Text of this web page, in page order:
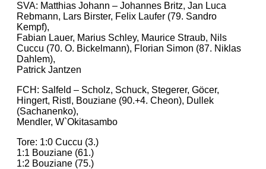
SVA: Matthias Johann – Johannes Britz, Jan Luca
Rebmann, Lars Birster, Felix Laufer (79. Sandro
Kempf),
Fabian Lauer, Marius Schley, Maurice Straub, Nils
Cuccu (70. O. Bickelmann), Florian Simon (87. Niklas
Dahlem),
Patrick Jantzen
FCH: Salfeld – Scholz, Schuck, Stegerer, Göcer,
Hingert, Ristl, Bouziane (90.+4. Cheon), Dullek
(Sachanenko),
Mendler, W`Okitasambo
Tore: 1:0 Cuccu (3.)
1:1 Bouziane (61.)
1:2 Bouziane (75.)